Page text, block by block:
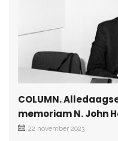
COLUMN.
memoriam N. John
22 november 2023